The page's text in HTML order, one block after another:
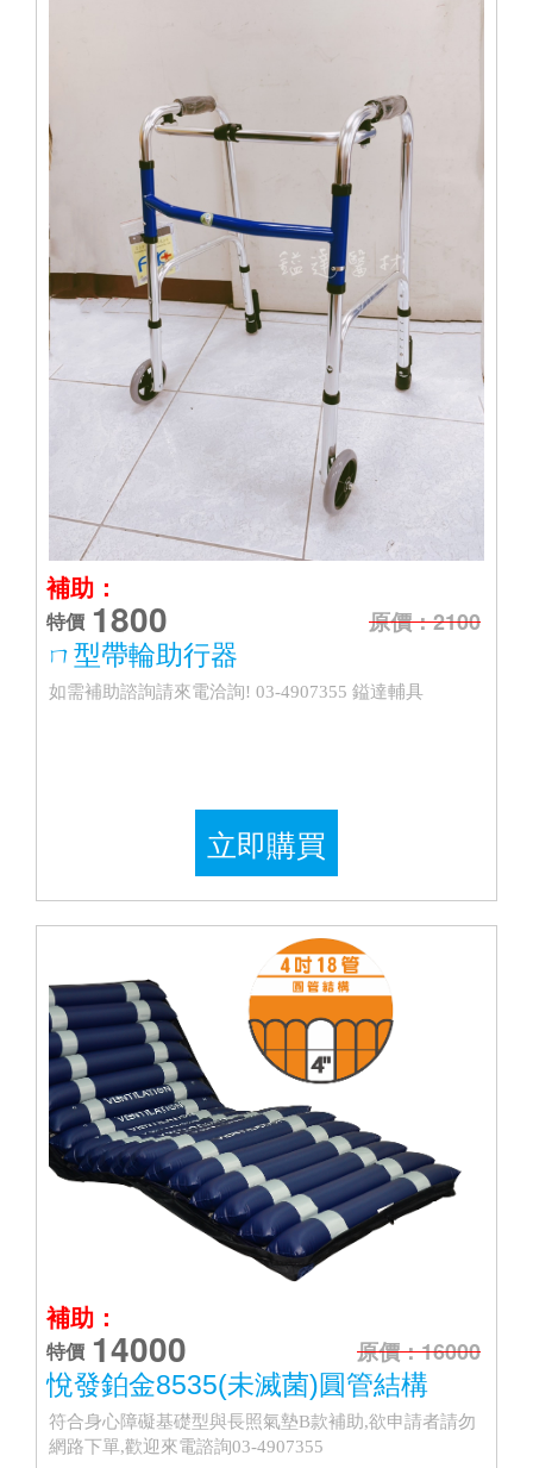
補助：
特價 1800
原價：2100
ㄇ型帶輪助行器
如需補助諮詢請來電洽詢! 03-4907355 鎰達輔具
立即購買
補助：
特價 14000
原價：16000
悅發鉑金8535(未滅菌)圓管結構
符合身心障礙基礎型與長照氣墊B款補助,欲申請者請勿
網路下單,歡迎來電諮詢03-4907355